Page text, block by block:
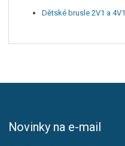
Dětské brusle 2V1 a 4V1
Novinky na e-mail